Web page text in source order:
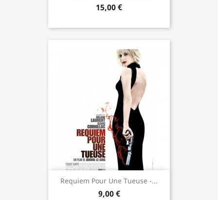
15,00 €
Requiem Pour Une Tueuse -...
9,00 €